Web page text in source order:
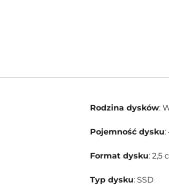
Rodzina dysków:
Pojemność dysku:
Format dysku: 2,5
Typ dysku: SSD